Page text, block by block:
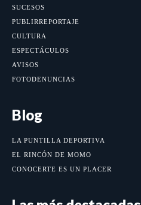
SUCESOS
PUBLIRREPORTAJE
CULTURA
ESPECTÁCULOS
AVISOS
FOTODENUNCIAS
Blog
LA PUNTILLA DEPORTIVA
EL RINCÓN DE MOMO
CONOCERTE ES UN PLACER